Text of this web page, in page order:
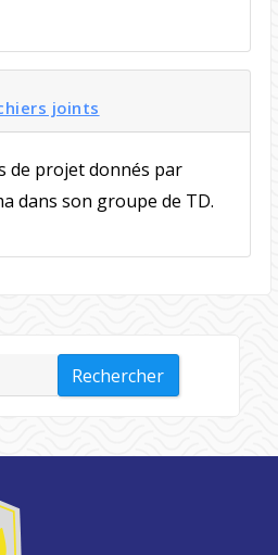
joints
de projet donnés par
dans son groupe de TD.